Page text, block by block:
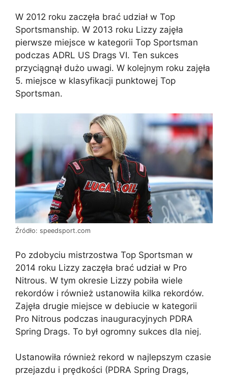
W 2012 roku zaczęła brać udział w Top
Sportsmanship. W 2013 roku Lizzy zajęła
pierwsze miejsce w kategorii Top Sportsman
podczas ADRL US Drags VI. Ten sukces
przyciągnął dużo uwagi. W kolejnym roku zajęła
5. miejsce w klasyfikacji punktowej Top
Sportsman.
Źródło: speedsport.com
Po zdobyciu mistrzostwa Top Sportsman w
2014 roku Lizzy zaczęła brać udział w Pro
Nitrous. W tym okresie Lizzy pobiła wiele
rekordów i również ustanowiła kilka rekordów.
Zajęła drugie miejsce w debiucie w kategorii
Pro Nitrous podczas inauguracyjnych PDRA
Spring Drags. To był ogromny sukces dla niej.
Ustanowiła również rekord w najlepszym czasie
przejazdu i prędkości (PDRA Spring Drags,